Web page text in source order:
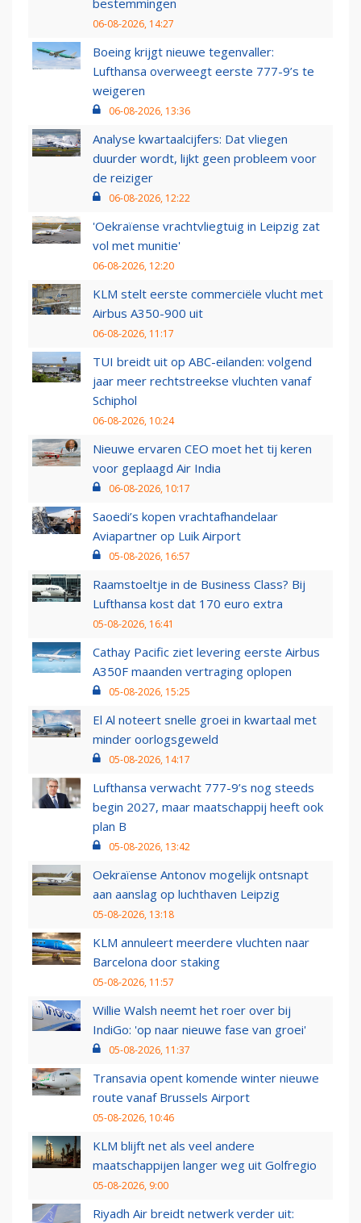
bestemmingen
06-08-2026, 14:27
Boeing krijgt nieuwe tegenvaller:
Lufthansa overweegt eerste 777-9’s te
weigeren
06-08-2026, 13:36
Analyse kwartaalcijfers: Dat vliegen
duurder wordt, lijkt geen probleem voor
de reiziger
06-08-2026, 12:22
'Oekraïense vrachtvliegtuig in Leipzig zat
vol met munitie'
06-08-2026, 12:20
KLM stelt eerste commerciële vlucht met
Airbus A350-900 uit
06-08-2026, 11:17
TUI breidt uit op ABC-eilanden: volgend
jaar meer rechtstreekse vluchten vanaf
Schiphol
06-08-2026, 10:24
Nieuwe ervaren CEO moet het tij keren
voor geplaagd Air India
06-08-2026, 10:17
Saoedi’s kopen vrachtafhandelaar
Aviapartner op Luik Airport
05-08-2026, 16:57
Raamstoeltje in de Business Class? Bij
Lufthansa kost dat 170 euro extra
05-08-2026, 16:41
Cathay Pacific ziet levering eerste Airbus
A350F maanden vertraging oplopen
05-08-2026, 15:25
El Al noteert snelle groei in kwartaal met
minder oorlogsgeweld
05-08-2026, 14:17
Lufthansa verwacht 777-9’s nog steeds
begin 2027, maar maatschappij heeft ook
plan B
05-08-2026, 13:42
Oekraïense Antonov mogelijk ontsnapt
aan aanslag op luchthaven Leipzig
05-08-2026, 13:18
KLM annuleert meerdere vluchten naar
Barcelona door staking
05-08-2026, 11:57
Willie Walsh neemt het roer over bij
IndiGo: 'op naar nieuwe fase van groei'
05-08-2026, 11:37
Transavia opent komende winter nieuwe
route vanaf Brussels Airport
05-08-2026, 10:46
KLM blijft net als veel andere
maatschappijen langer weg uit Golfregio
05-08-2026, 9:00
Riyadh Air breidt netwerk verder uit: